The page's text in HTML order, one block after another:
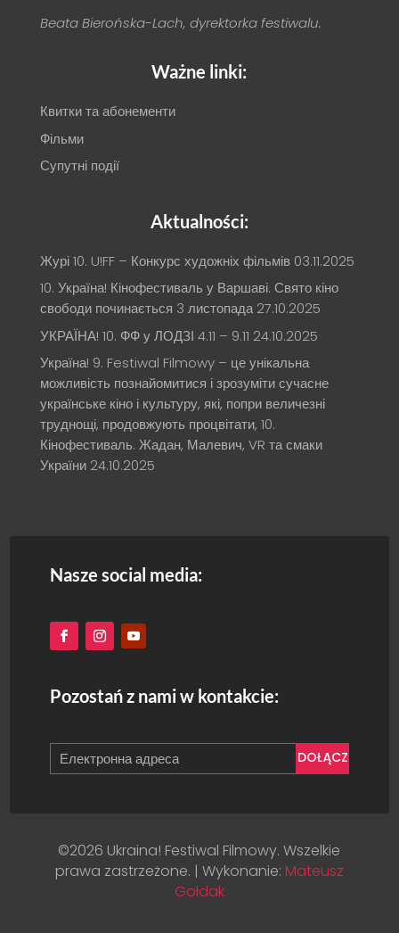
Beata Bierońska-Lach, dyrektorka festiwalu.
Ważne linki:
Квитки та абонементи
Фільми
Супутні події
Aktualności:
Журі 10. U!FF – Конкурс художніх фільмів 03.11.2025
10. Україна! Кінофестиваль у Варшаві. Свято кіно
свободи починається 3 листопада 27.10.2025
УКРАЇНА! 10. ФФ у ЛОДЗІ 4.11 – 9.11 24.10.2025
Україна! 9. Festiwal Filmowy – це унікальна
можливість познайомитися і зрозуміти сучасне
українське кіно і культуру, які, попри величезні
труднощі, продовжують процвітати, 10.
Кінофестиваль. Жадан, Малевич, VR та смаки
України 24.10.2025
Nasze social media:
Pozostań z nami w kontakcie:
DOŁĄCZ
©2026 Ukraina! Festiwal Filmowy. Wszelkie
prawa zastrzeżone. | Wykonanie: Mateusz
Gołdak